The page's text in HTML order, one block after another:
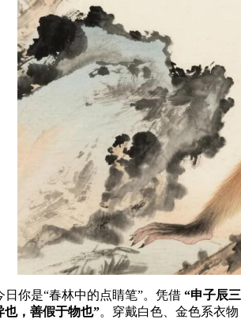
日你是“春林中的点睛笔”。凭借 “申子辰
也，善假于物也”。穿戴白色、金色系衣物